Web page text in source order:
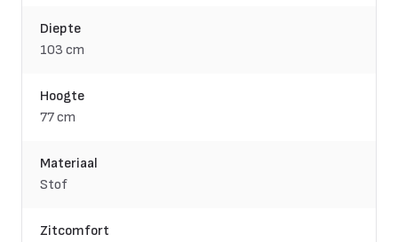
Diepte
103 cm
Hoogte
77 cm
Materiaal
Stof
Zitcomfort